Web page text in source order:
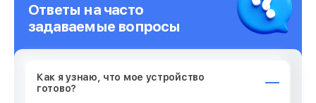
Ответы на часто
задаваемые вопросы
Как я узнаю, что мое устройство
готово?